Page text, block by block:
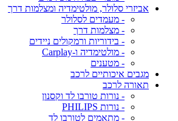
אביזרי סלולר, מולטימדיה ומצלמות דרך
- מעמדים לסלולר
- מצלמות דרך
- בידוריות ורמקולים ניידים
- מולטימדיה ו-Carplay
- מטענים
מגבים איכותיים לרכב
תאורה לרכב
- נורות טורבו לד וקסנון
- נורות PHILIPS
- מתאמים לטורבו לד